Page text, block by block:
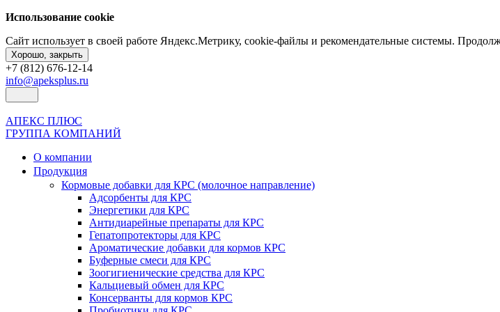
Использование cookie
Сайт использует в своей работе Яндекс.Метрику, cookie-файлы и рекомендательные системы.
Хорошо, закрыть
+7 (812) 676-12-14
info@apeksplus.ru
АПЕКС ПЛЮС
ГРУППА КОМПАНИЙ
О компании
Продукция
Кормовые добавки для КРС (молочное направление)
Адсорбенты для КРС
Энергетики для КРС
Антидиарейные препараты для КРС
Гепатопротекторы для КРС
Ароматические добавки для кормов КРС
Буферные смеси для КРС
Зоогигиенические средства для КРС
Кальциевый обмен для КРС
Консерванты для кормов КРС